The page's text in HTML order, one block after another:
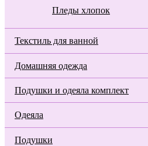
Пледы хлопок
Текстиль для ванной
Домашняя одежда
Подушки и одеяла комплект
Одеяла
Подушки